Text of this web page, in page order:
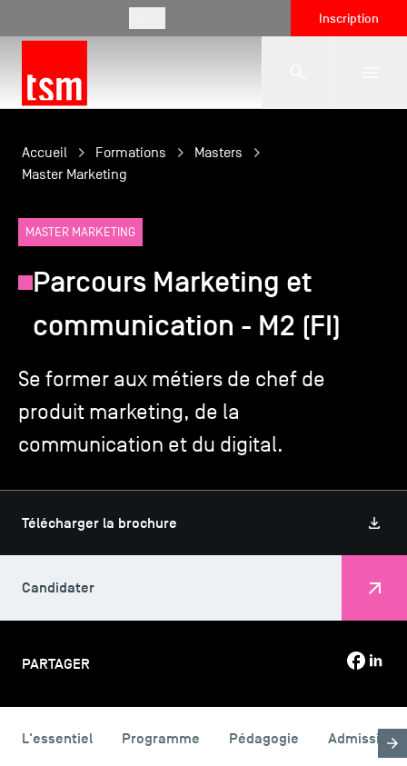
Inscription
L'école
Formations
Vie étudiante
Entreprises
International
TSM Doctoral Programme
Alumni
PARTAGER
Accueil Formations
Masters
Master Marketing
MASTER MARKETING
Parcours Marketing et
communication - M2 (FI)
Se former aux métiers de chef de
produit marketing, de la
communication et du digital.
Télécharger la brochure
Candidater
L'essentiel Programme Pédagogie Admission